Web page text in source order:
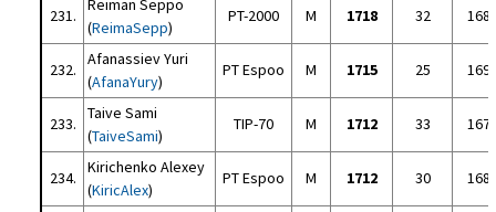
231.
Reiman Seppo
(ReimaSepp)
PT-2000 M 1718 32
232.
Afanassiev Yuri
(AfanaYury)
PT Espoo M 1715 25
233.
Taive Sami
(TaiveSami)
TIP-70 M 1712 33
234.
Kirichenko Alexey
(KiricAlex)
PT Espoo M 1712 30